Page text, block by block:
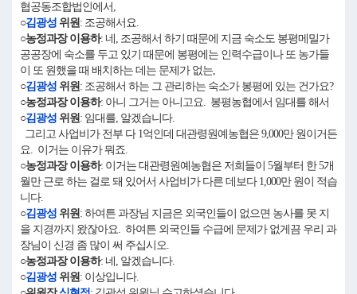
협공동조합법인에서,
○김광성 위원: 조공해서요.
○농정과장 이용하: 네, 조공해서 하기 때문에 지금 숙소도 봉평메밀가
공공장에 숙소를 두고 있기 때문에 봉평에는 인력수급이나 또 농가들
이 또 원했을 때 배치하는 데는 문제가 없는,
○김광성 위원: 조공해서 하는 그 관리하는 숙소가 봉평에 있는 건가요?
○농정과장 이용하: 아니 그거는 아니고요. 봉평농협에서 임대를 해서
○김광성 위원: 임대를, 알겠습니다.
그리고 사업비가 전부 다 1억인데 대관령원예농협은 9,000만 원이거든
요. 이거는 이유가 뭐죠.
○농정과장 이용하: 이거는 대관령원예농협은 저희들이 5월부터 한 5개
월만 근로 하는 걸로 돼 있어서 사업비가 다른 데보다 1,000만 원이 적습
니다.
○김광성 위원: 하여튼 과장님 지금은 외국인들이 없으면 농사를 못 지
을 지경까지 왔잖아요. 하여튼 외국인들 수급에 문제가 없게끔 우리 과
장님이 신경 좀 많이 써 주십시오.
○농정과장 이용하: 네, 알겠습니다.
○김광성 위원: 이상입니다.